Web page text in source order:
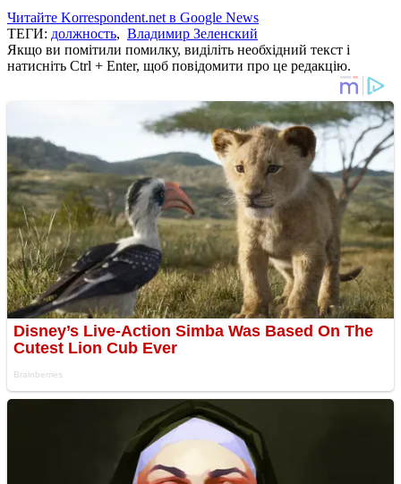
Читайте Korrespondent.net в Google News
ТЕГИ: должность, Владимир Зеленский
Якщо ви помітили помилку, виділіть необхідний текст і
натисніть Ctrl + Enter, щоб повідомити про це редакцію.